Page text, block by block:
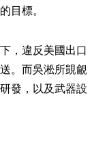
目標。
，違反美國出口
。而吳淞所覬覦
發，以及武器設